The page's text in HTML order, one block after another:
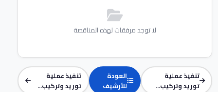
لا توجد مرفقات لهذه المناقصة
تنفيذ عملية
توريد وتركيب...
العودة
للأرشيف
تنفيذ عملية
توريد وتركيب...